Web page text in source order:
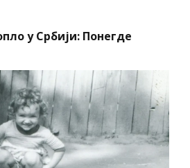
у Србији: Понегде